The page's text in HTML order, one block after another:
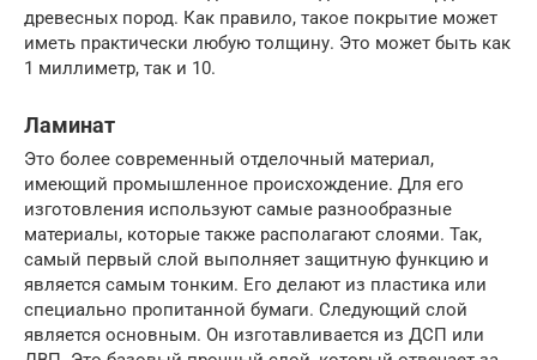
древесных пород. Как правило, такое покрытие может
иметь практически любую толщину. Это может быть как
1 миллиметр, так и 10.
Ламинат
Это более современный отделочный материал,
имеющий промышленное происхождение. Для его
изготовления используют самые разнообразные
материалы, которые также располагают слоями. Так,
самый первый слой выполняет защитную функцию и
является самым тонким. Его делают из пластика или
специально пропитанной бумаги. Следующий слой
является основным. Он изготавливается из ДСП или